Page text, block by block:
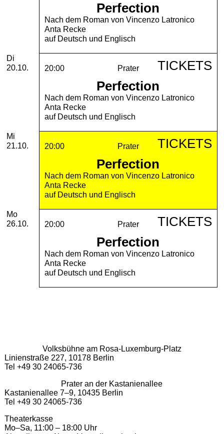
Perfection
Nach dem Roman von Vincenzo Latronico
Anta Recke
auf Deutsch und Englisch
Dienstag, 20. Oktober 2026
Di
20.10.
20:00 Prater
Perfection
Nach dem Roman von Vincenzo Latronico
Anta Recke
auf Deutsch und Englisch
TICKETS
Mittwoch, 21. Oktober 2026
Mi
21.10.
20:00 Prater
Perfection
Nach dem Roman von Vincenzo Latronico
Anta Recke
auf Deutsch und Englisch
TICKETS
Montag, 26. Oktober 2026
Mo
26.10.
20:00 Prater
Perfection
Nach dem Roman von Vincenzo Latronico
Anta Recke
auf Deutsch und Englisch
TICKETS
Volksbühne am Rosa-Luxemburg-Platz
Linienstraße 227, 10178 Berlin
Tel +49 30 24065-736
Prater an der Kastanienallee
Kastanienallee 7–9, 10435 Berlin
Tel +49 30 24065-736
Theaterkasse
Mo–Sa, 11:00 – 18:00 Uhr